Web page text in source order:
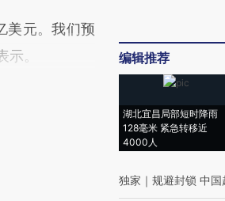
元。我们预
。
编辑推荐
湖北宜昌局部短时降雨
128毫米 紧急转移近
4000人
独家 ｜ 规避封锁 中